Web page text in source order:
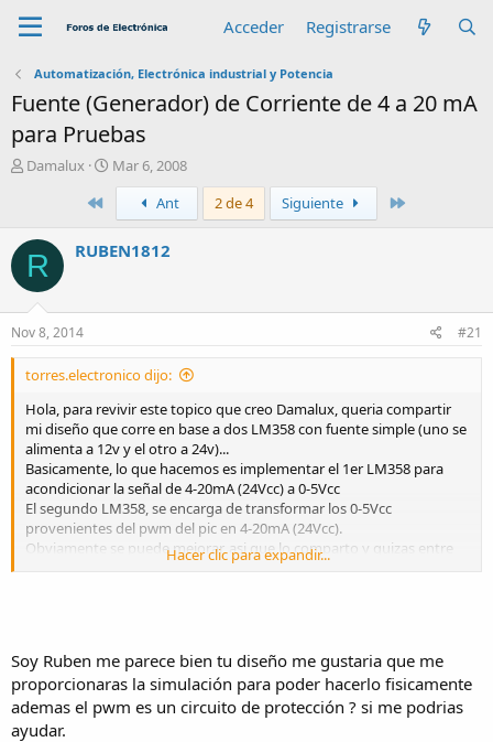
Acceder Registrarse
Automatización, Electrónica industrial y Potencia
Fuente (Generador) de Corriente de 4 a 20 mA
para Pruebas
A
r
Damalux
F
e
h
a
d
i
o
Mar 6, 2008
PrimeroAnt 2 de 4 Siguiente
R RUBEN1812
Nov 8, 2014 #21
torres.electronico dijo:
Hola, para revivir este topico que creo Damalux, queria compartir
mi diseño que corre en base a dos LM358 con fuente simple (uno se
alimenta a 12v y el otro a 24v)...
Basicamente, lo que hacemos es implementar el 1er LM358 para
acondicionar la señal de 4-20mA (24Vcc) a 0-5Vcc
El segundo LM358, se encarga de transformar los 0-5Vcc
provenientes del pwm del pic en 4-20mA (24Vcc).
Obviamente se puede mejorar, asi que lo comparto y quizas entre
todos podamos sacarle brillo puliendolo.
Hacer clic para expandir...
Soy Ruben me parece bien tu diseño me gustaria que me
proporcionaras la simulación para poder hacerlo fisicamente
ademas el pwm es un circuito de protección ? si me podrias
ayudar.